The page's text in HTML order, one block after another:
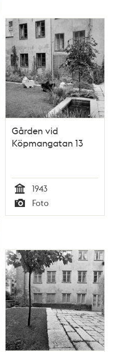
Gården vid
Köpmangatan 13
Tid
1943
Typ
Foto